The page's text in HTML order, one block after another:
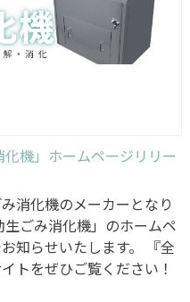
化機」ホームページリリー
消化機のメーカーとなり
ごみ消化機」のホームペ
知らせいたします。 『全
トをぜひご覧ください！